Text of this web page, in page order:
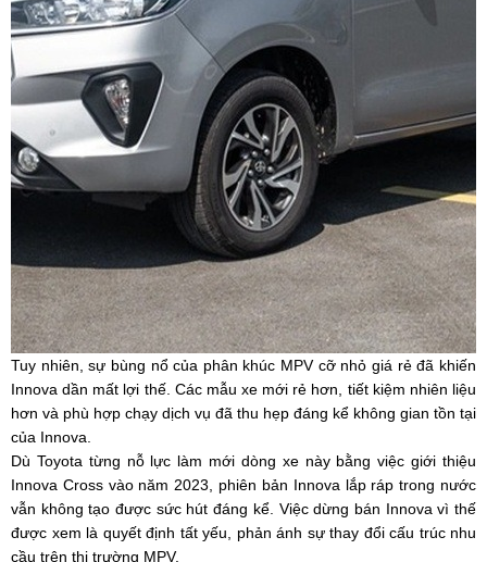
Tuy nhiên, sự bùng nổ của phân khúc MPV cỡ nhỏ giá rẻ đã khiến
Innova dần mất lợi thế. Các mẫu xe mới rẻ hơn, tiết kiệm nhiên liệu
hơn và phù hợp chạy dịch vụ đã thu hẹp đáng kể không gian tồn tại
của Innova.
Dù Toyota từng nỗ lực làm mới dòng xe này bằng việc giới thiệu
Innova Cross vào năm 2023, phiên bản Innova lắp ráp trong nước
vẫn không tạo được sức hút đáng kể. Việc dừng bán Innova vì thế
được xem là quyết định tất yếu, phản ánh sự thay đổi cấu trúc nhu
cầu trên thị trường MPV.